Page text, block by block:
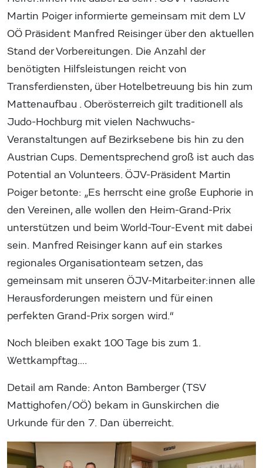
Martin Poiger informierte gemeinsam mit dem LV
OÖ Präsident Manfred Reisinger über den aktuellen
Stand der Vorbereitungen. Die Anzahl der
benötigten Hilfsleistungen reicht von
Transferdiensten, über Hotelbetreuung bis hin zum
Mattenaufbau . Oberösterreich gilt traditionell als
Judo-Hochburg mit vielen Nachwuchs-
Veranstaltungen auf Bezirksebene bis hin zu den
Austrian Cups. Dementsprechend groß ist auch das
Potential an Volunteers. ÖJV-Präsident Martin
Poiger betonte: „Es herrscht eine große Euphorie in
den Vereinen, alle wollen den Heim-Grand-Prix
unterstützen und beim World-Tour-Event mit dabei
sein. Manfred Reisinger kann auf ein starkes
regionales Organisationteam setzen, das
gemeinsam mit unseren ÖJV-Mitarbeiter:innen alle
Herausforderungen meistern und für einen
perfekten Grand-Prix sorgen wird.“
Noch bleiben exakt 100 Tage bis zum 1.
Wettkampftag….
Detail am Rande: Anton Bamberger (TSV
Mattighofen/OÖ) bekam in Gunskirchen die
Urkunde für den 7. Dan überreicht.